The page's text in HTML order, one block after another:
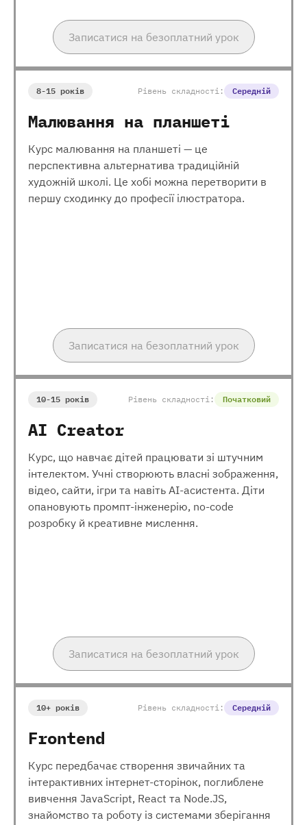
Записатися на безоплатний урок
8-15 років Рівень складності: Середній
Малювання на планшеті
Курс малювання на планшеті — це
перспективна альтернатива традиційній
художній школі. Це хобі можна перетворити в
першу сходинку до професії ілюстратора.
Записатися на безоплатний урок
10-15 років Рівень складності: Початковий
AI Creator
Курс, що навчає дітей працювати зі штучним
інтелектом. Учні створюють власні зображення,
відео, сайти, ігри та навіть AI-асистента. Діти
опановують промпт-інженерію, no-code
розробку й креативне мислення.
Записатися на безоплатний урок
10+ років Рівень складності: Середній
Frontend
Курс передбачає створення звичайних та
інтерактивних інтернет-сторінок, поглиблене
вивчення JavaScript, React та Node.JS,
знайомство та роботу із системами зберігання